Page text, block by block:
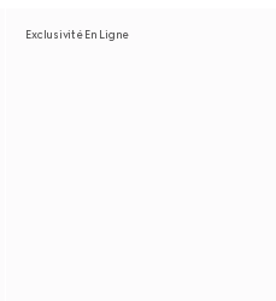
Exclusivité En Ligne